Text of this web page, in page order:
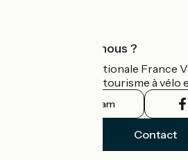
Qui sommes-nous ?
L'association nationale France
guide officiel du tourisme à vélo
Instagram
Contact